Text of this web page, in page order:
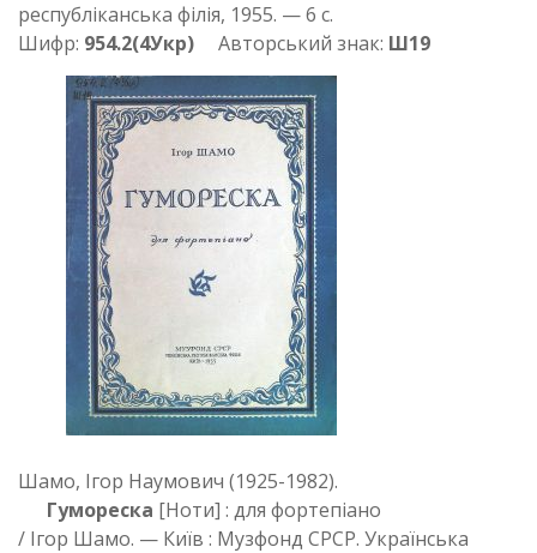
республіканська філія, 1955. — 6 с.
Шифр: 954.2(4Укр) Авторський знак: Ш19
Шамо, Ігор Наумович (1925-1982).
Гумореска [Ноти] : для фортепіано
/ Ігор Шамо. — Київ : Музфонд СРСР. Українська